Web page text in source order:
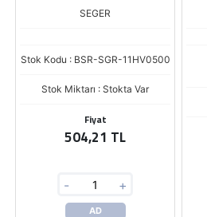
SEGER
Stok Kodu : BSR-SGR-11HV0500
Stok Miktarı : Stokta Var
Fiyat
504,21 TL
- +
AD